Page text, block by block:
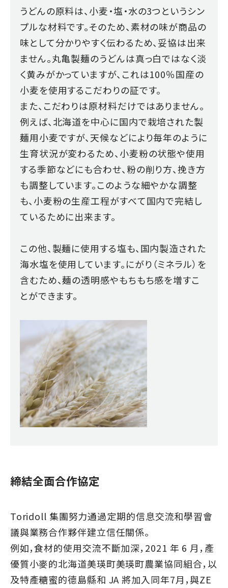
うどんの原料は、小麦・塩・水の3つというシン
プルな材料です。そのため、素材の味が商品の
味として分かりやすく伝わるため、妥協は出来
ません。丸亀製麺のうどんは真っ白ではなく淡
く黄みがかっていますが、これは100％国産の
小麦を使用するこだわりの証です。
また、こだわりは原材料だけではありません。
例えば、北海道を中心に国内で栽培された製
麺用小麦ですが、天候などにより毎年のように
生育状況が変わるため、小麦粉の状態や使用
する季節などにも合わせ、粉の削り方、挽き方
も調整しています。このような細やかな調整
も、小麦粉の生産工程がすべて国内で完結し
ているために出来ます。
この他、製麺に使用する塩も、国内製造された
海水塩を使用しています。にがり（ミネラル）を
含むため、麺の透明感やもちもち感を増すこ
とができます。
締結全面合作協定
Toridoll 集團努力通過定期的信息交流和學習會
議與業務合作夥伴建立信任關係。
例如，食材的使用交流不斷加深，2021 年 6 月，產
優質小麥的北海道美瑛町美瑛町農業協同組合，以
及特產糖蜜的德島縣和 JA 將加入同年7月，與ZE